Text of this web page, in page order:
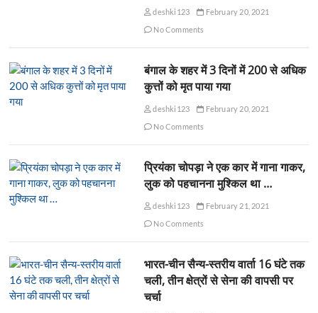
deshki123
February 20, 2021
No Comments
बंगाल के शहर में 3 दिनों में 200 से अधिक
कुत्तों को मृत पाया गया
deshki123
February 20, 2021
No Comments
प्रियंका चोपड़ा ने एक कार में गाना गाकर,
लुक को पहचानना मुश्किल था …
deshki123
February 21, 2021
No Comments
भारत-चीन सैन्य-स्तरीय वार्ता 16 घंटे तक
चली, तीन क्षेत्रों से सेना की वापसी पर
चर्चा